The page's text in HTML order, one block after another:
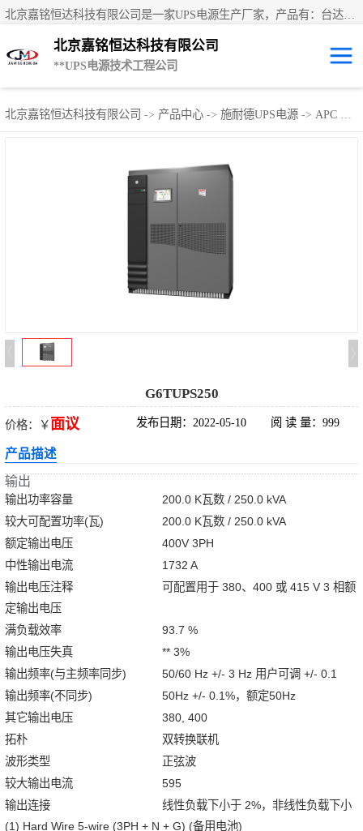
北京嘉铭恒达科技有限公司
**UPS电源技术工程公司
北京嘉铭恒达科技有限公司 -> 产品中心 -> 施耐德UPS电源 -> APC Galaxy 6000系列
G6TUPS250
价格：￥面议 发布日期：2022-05-10 阅 读 量：999
产品描述
输出
输出功率容量
200.0 K瓦数 / 250.0 kVA
较大可配置功率(瓦)
200.0 K瓦数 / 250.0 kVA
额定输出电压
400V 3PH
中性输出电流
1732 A
输出电压注释
可配置用于 380、400 或 415 V 3 相额
定输出电压
满负载效率
93.7 %
输出电压失真
** 3%
输出频率(与主频率同步)
50/60 Hz +/- 3 Hz 用户可调 +/- 0.1
输出频率(不同步)
50Hz +/- 0.1%，额定50Hz
其它输出电压
380, 400
拓朴
双转换联机
波形类型
正弦波
较大输出电流
595
输出连接
(1) Hard Wire 5-wire (3PH + N + G) (备用电池)
线性负载下小于 2%，非线性负载下小
UPS租赁/UPS电
施耐德UPS电源
松下蓄电池
德国阳光蓄电池
台达UPS电源
UPS电源蓄电池
EPS直流屏蓄电
池